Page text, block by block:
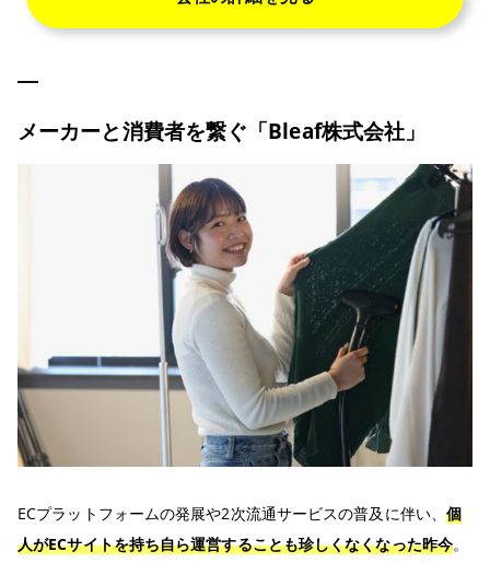
メーカーと消費者を繋ぐ「Bleaf株式会社」
ECプラットフォームの発展や2次流通サービスの普及に伴い、 個
人がECサイトを持ち自ら運営することも珍しくなくなった昨今。